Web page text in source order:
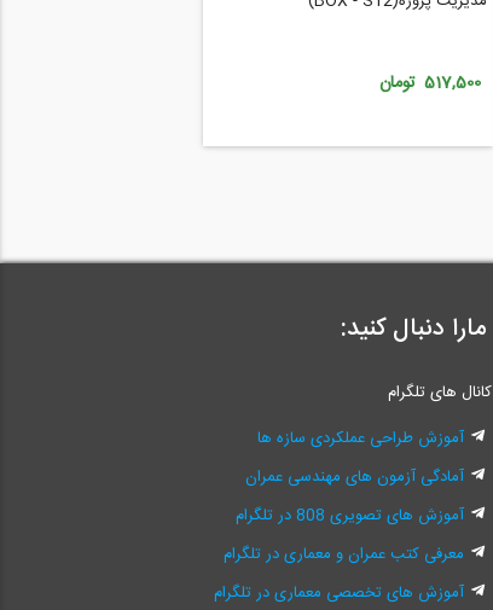
517,500 تومان
مارا دنبال کنید:
کانال های تلگرام
آموزش طراحی عملکردی سازه ها
آمادگی آزمون های مهندسی عمران
آموزش های تصویری 808 در تلگرام
معرفی کتب عمران و معماری در تلگرام
آموزش های تخصصی معماری در تلگرام